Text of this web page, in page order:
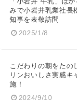
みで小岩井乳業社長
知事を表敬訪問
2025/1/8
こだわりの朝をたの
リンおいしさ実感キ
施！
2024/9/10